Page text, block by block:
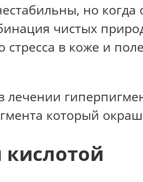
но когда
чистых
стресса в коже и
лечении
который